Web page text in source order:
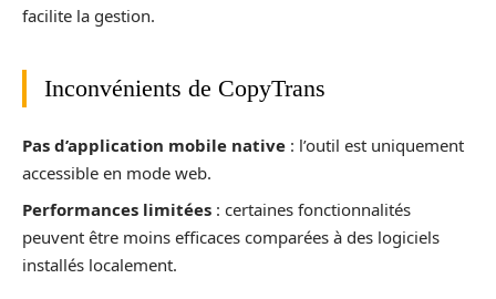
facilite la gestion.
Inconvénients de CopyTrans
Pas d’application mobile native : l’outil est uniquement
accessible en mode web.
Performances limitées : certaines fonctionnalités
peuvent être moins efficaces comparées à des logiciels
installés localement.